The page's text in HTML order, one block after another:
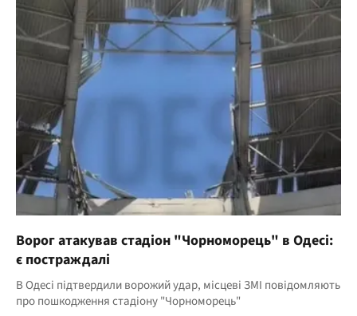
Ворог атакував стадіон "Чорноморець" в Одесі:
є постраждалі
В Одесі підтвердили ворожий удар, місцеві ЗМІ повідомляють
про пошкодження стадіону "Чорноморець"